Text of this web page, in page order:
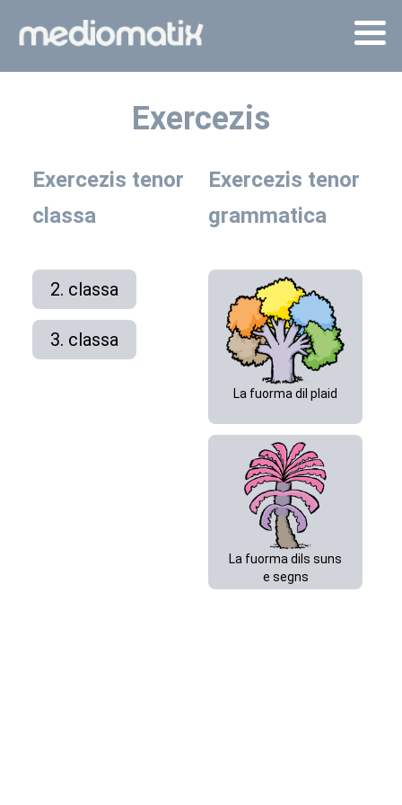
Exercezis
Exercezis tenor
classa
2. classa
3. classa
Exercezis tenor
grammatica
La fuorma dil plaid
La fuorma dils suns
e segns